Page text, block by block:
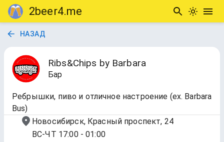
2beer4.me
НАЗАД
Ribs&Chips by Barbara
Бар
Ребрышки, пиво и отличное настроение (ex. Barbara
Bus)
Новосибирск, Красный проспект, 24
ВС-ЧТ 17:00 - 01:00